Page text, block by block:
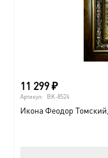
11 299₽
Артикул: BK-8524
Икона Феодор